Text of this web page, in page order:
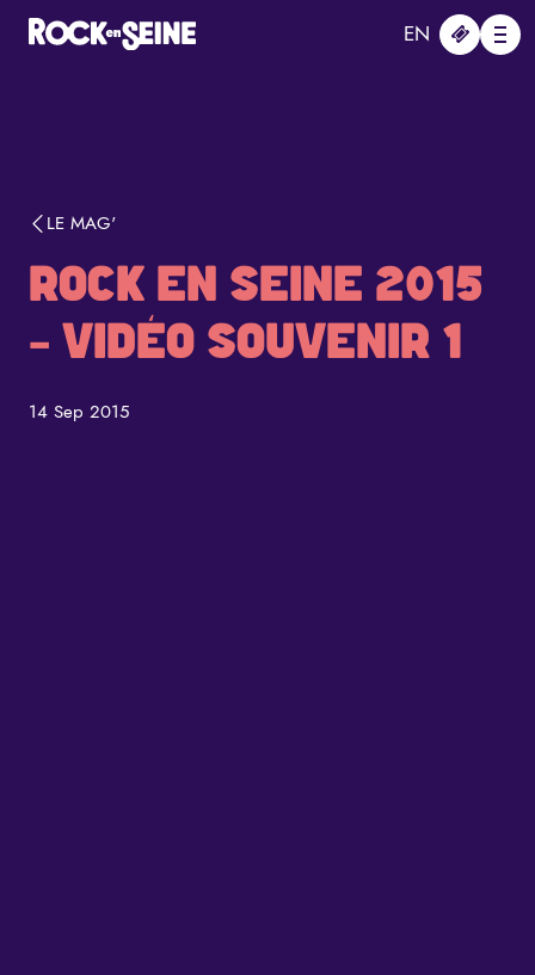
Aller au contenu principal
EN
LE MAG'
ROCK EN SEINE 2015
- VIDÉO SOUVENIR 1
14 Sep 2015
Panneau de gestion des cookies